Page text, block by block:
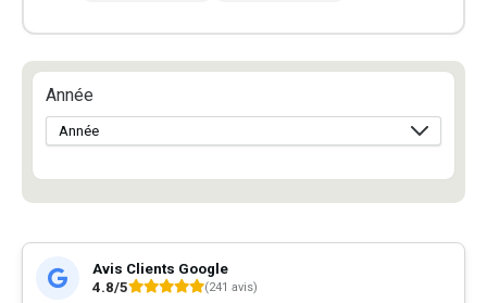
Année
Avis Clients Google
4.8/5
(241 avis)